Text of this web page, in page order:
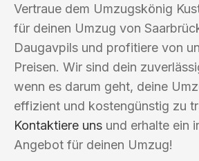
Vertraue dem Umzugskönig
für deinen Umzug von
Daugavpils und profitiere von
Preisen. Wir sind dein
wenn es darum geht, deine
effizient und kostengünstig zu
Kontaktiere uns und erhalte ein
Angebot für deinen Umzug!